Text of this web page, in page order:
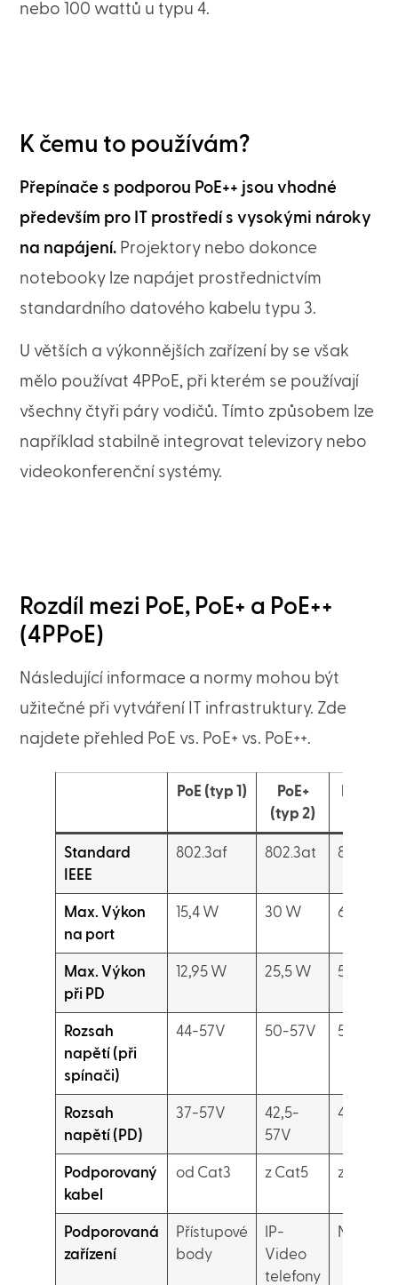
nebo 100 wattů u typu 4.
K čemu to používám?
Přepínače s podporou PoE++ jsou vhodné
především pro IT prostředí s vysokými nároky
na napájení. Projektory nebo dokonce
notebooky lze napájet prostřednictvím
standardního datového kabelu typu 3.
U větších a výkonnějších zařízení by se však
mělo používat 4PPoE, při kterém se používají
všechny čtyři páry vodičů. Tímto způsobem lze
například stabilně integrovat televizory nebo
videokonferenční systémy.
Rozdíl mezi PoE, PoE+ a PoE++
(4PPoE)
Následující informace a normy mohou být
užitečné při vytváření IT infrastruktury. Zde
najdete přehled PoE vs. PoE+ vs. PoE++.
PoE (typ 1)
PoE+
(typ 2)
Standard
IEEE
802.3af 802.3at 802.3bt
Max. Výkon
na port
15,4 W 30 W 60 W
Max. Výkon
při PD
12,95 W 25,5 W 51 W
Rozsah
napětí (při
spínači)
44-57V 50-57V 50-57V
Rozsah
napětí (PD)
37-57V
42,5-
57V
42,5-
Podporovaný
kabel
od Cat3 z Cat5 z Cat5
Podporovaná
zařízení
Přístupové
body
IP-
Video
telefony